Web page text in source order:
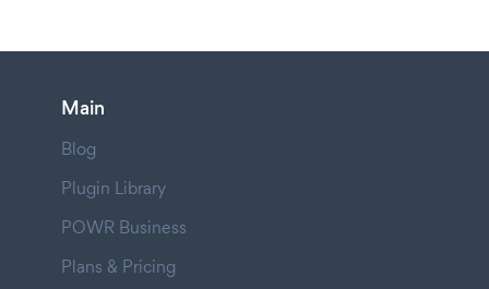
Main
Blog
Plugin Library
POWR Business
Plans & Pricing